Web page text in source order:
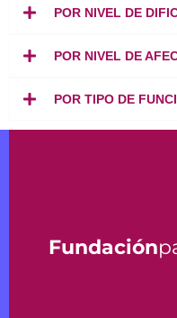
POR NIVEL DE
POR NIVEL DE
POR TIPO DE
Fundación